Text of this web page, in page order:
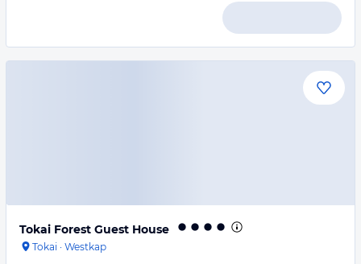
Tokai Forest Guest House
Tokai · Westkap